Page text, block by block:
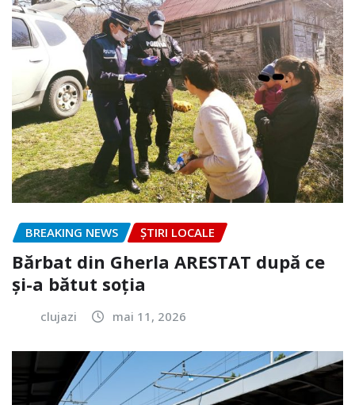
BREAKING NEWS ȘTIRI LOCALE
Bărbat din Gherla ARESTAT după ce
și-a bătut soția
clujazi mai 11, 2026